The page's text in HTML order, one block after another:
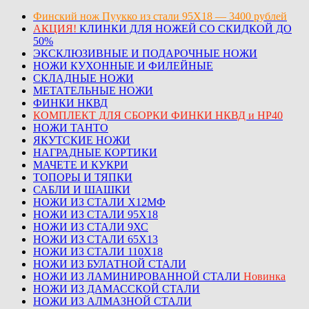
Финский нож Пуукко из стали 95Х18 — 3400 рублей
АКЦИЯ! КЛИНКИ ДЛЯ НОЖЕЙ СО СКИДКОЙ ДО
50%
ЭКСКЛЮЗИВНЫЕ И ПОДАРОЧНЫЕ НОЖИ
НОЖИ КУХОННЫЕ И ФИЛЕЙНЫЕ
СКЛАДНЫЕ НОЖИ
МЕТАТЕЛЬНЫЕ НОЖИ
ФИНКИ НКВД
КОМПЛЕКТ ДЛЯ СБОРКИ ФИНКИ НКВД и НР40
НОЖИ ТАНТО
ЯКУТСКИЕ НОЖИ
НАГРАДНЫЕ КОРТИКИ
МАЧЕТЕ И КУКРИ
ТОПОРЫ И ТЯПКИ
САБЛИ И ШАШКИ
НОЖИ ИЗ СТАЛИ Х12МФ
НОЖИ ИЗ СТАЛИ 95Х18
НОЖИ ИЗ СТАЛИ 9ХС
НОЖИ ИЗ СТАЛИ 65Х13
НОЖИ ИЗ СТАЛИ 110Х18
НОЖИ ИЗ БУЛАТНОЙ СТАЛИ
НОЖИ ИЗ ЛАМИНИРОВАННОЙ СТАЛИ Новинка
НОЖИ ИЗ ДАМАССКОЙ СТАЛИ
НОЖИ ИЗ АЛМАЗНОЙ СТАЛИ